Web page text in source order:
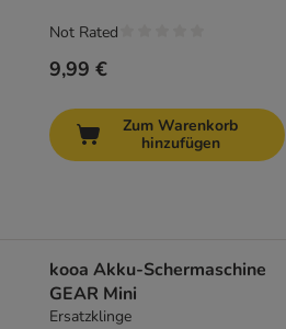
9,99 €
Not Rated
Zum Warenkorb
hinzufügen
kooa Akku-Schermaschine
GEAR Mini
Ersatzklinge